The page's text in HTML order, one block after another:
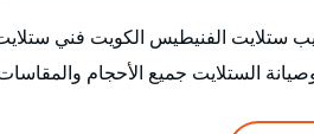
ستلايت الفنيطيس الكويت فني
الستلايت جميع الأحجام